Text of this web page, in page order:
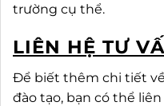
trường cụ thể.
LIÊN HỆ TƯ
Để biết thêm chi tiết
đào tạo, bạn có thể